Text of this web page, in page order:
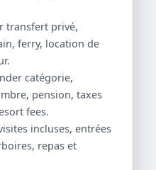
transfert privé,
ferry, location de
catégorie,
pension, taxes
fees.
incluses, entrées
repas et